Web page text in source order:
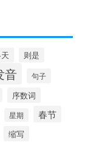
则是
音 句子
序数词
星期 春节
缩写